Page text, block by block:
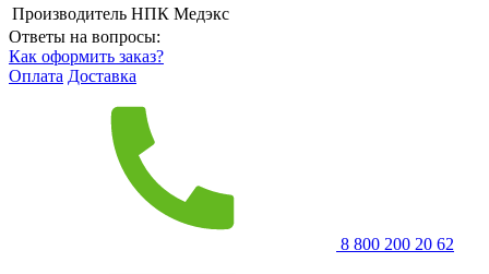
Производитель НПК Медэкс
Ответы на вопросы:
Как оформить заказ?
Оплата Доставка
8 800 200 20 62